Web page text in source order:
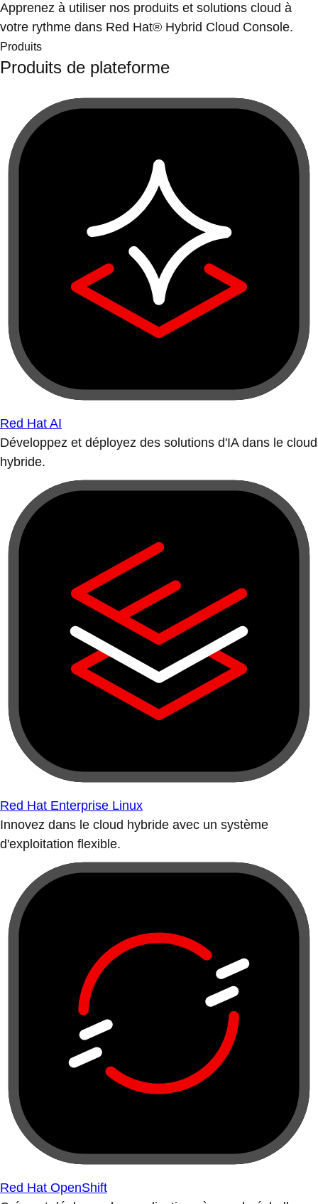
Apprenez à utiliser nos produits et solutions cloud à
votre rythme dans Red Hat® Hybrid Cloud Console.
Produits
Produits de plateforme
Red Hat AI
Développez et déployez des solutions d'IA dans le cloud
hybride.
Red Hat Enterprise Linux
Innovez dans le cloud hybride avec un système
d'exploitation flexible.
Red Hat OpenShift